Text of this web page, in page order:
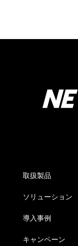
取扱製品
ソリューション
導入事例
キャンペーン